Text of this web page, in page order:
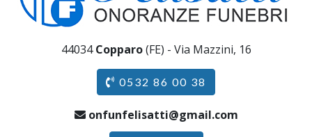
44034Copparo(FE) - Via Mazzini, 16
0532 86 00 38
onfunfelisatti@gmail.com